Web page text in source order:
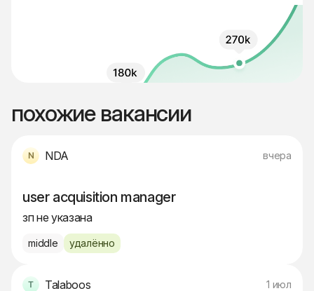
похожие вакансии
NDA вчера
user acquisition manager
зп не указана
middle удалённо
Talaboos 1 июл